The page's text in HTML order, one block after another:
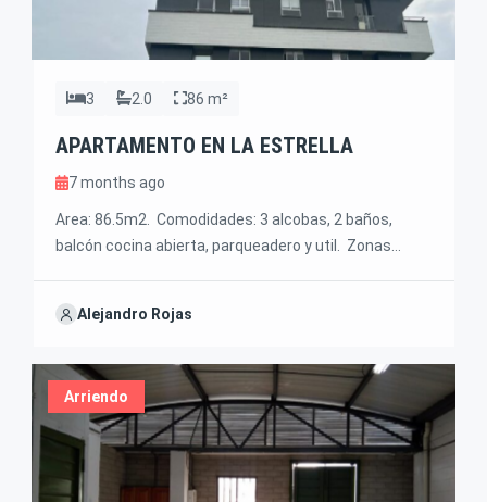
3 2.0 86 m²
APARTAMENTO EN LA ESTRELLA
7 months ago
Area: 86.5m2. Comodidades: 3 alcobas, 2 baños,
balcón cocina abierta, parqueadero y util. Zonas
infantiles, cancha multiple. Valor renta: $2,700.000
Alejandro Rojas
Arriendo